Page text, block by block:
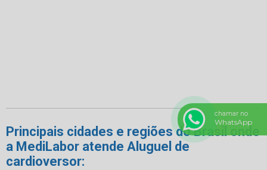
Principais cidades e regiões do Brasil onde
a MediLabor atende Aluguel de
cardioversor:
chamar no
WhatsApp